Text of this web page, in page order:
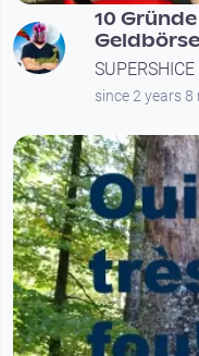
10
SUPERSHICE
since 2 years